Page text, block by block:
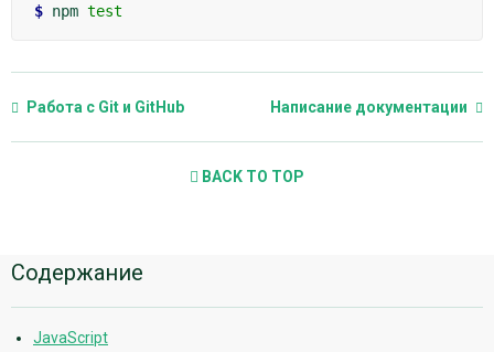
$ npm test
Работа с Git и GitHub Написание документации
BACK TO TOP
Дополнительная
информация
Содержание
JavaScript